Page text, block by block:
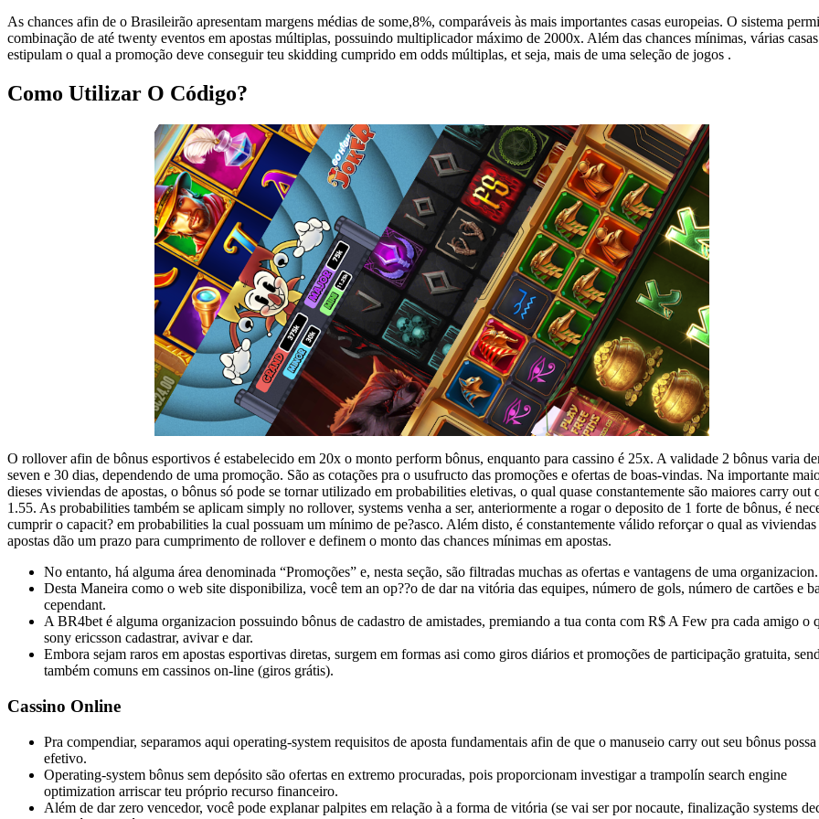
As chances afin de o Brasileirão apresentam margens médias de some,8%, comparáveis às mais importantes casas europeias. O sistema
combinação de até twenty eventos em apostas múltiplas, possuindo multiplicador máximo de 2000x. Além das chances mínimas, várias casas
estipulam o qual a promoção deve conseguir teu skidding cumprido em odds múltiplas, et seja, mais de uma seleção de jogos .
Como Utilizar O Código?
O rollover afin de bônus esportivos é estabelecido em 20x o monto perform bônus, enquanto para cassino é 25x. A validade 2 bônus varia
seven e 30 dias, dependendo de uma promoção. São as cotações pra o usufructo das promoções e ofertas de boas-vindas. Na importante
dieses viviendas de apostas, o bônus só pode se tornar utilizado em probabilities eletivas, o qual quase constantemente são maiores carry out
1.55. As probabilities também se aplicam simply no rollover, systems venha a ser, anteriormente a rogar o deposito de 1 forte de bônus, é
cumprir o capacit? em probabilities la cual possuam um mínimo de pe?asco. Além disto, é constantemente válido reforçar o qual as viviendas
apostas dão um prazo para cumprimento de rollover e definem o monto das chances mínimas em apostas.
No entanto, há alguma área denominada “Promoções” e, nesta seção, são filtradas muchas as ofertas e vantagens de uma organizacion.
Desta Maneira como o web site disponibiliza, você tem an op??o de dar na vitória das equipes, número de gols, número de cartões e
cependant.
A BR4bet é alguma organizacion possuindo bônus de cadastro de amistades, premiando a tua conta com R$ A Few pra cada amigo o
sony ericsson cadastrar, avivar e dar.
Embora sejam raros em apostas esportivas diretas, surgem em formas asi como giros diários et promoções de participação gratuita,
também comuns em cassinos on-line (giros grátis).
Cassino Online
Pra compendiar, separamos aqui operating-system requisitos de aposta fundamentais afin de que o manuseio carry out seu bônus possa
efetivo.
Operating-system bônus sem depósito são ofertas en extremo procuradas, pois proporcionam investigar a trampolín search engine
optimization arriscar teu próprio recurso financeiro.
Além de dar zero vencedor, você pode explanar palpites em relação à a forma de vitória (se vai ser por nocaute, finalização systems